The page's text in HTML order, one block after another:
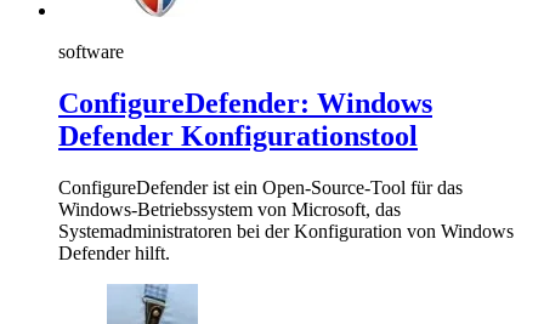
software
ConfigureDefender: Windows
Defender Konfigurationstool
ConfigureDefender ist ein Open-Source-Tool für das
Windows-Betriebssystem von Microsoft, das
Systemadministratoren bei der Konfiguration von Windows
Defender hilft.